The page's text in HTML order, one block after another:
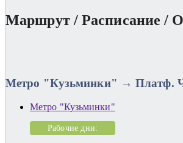
Маршрут / Расписание /
Метро "Кузьминки" → Платф.
Метро "Кузьминки"
Рабочие дни: